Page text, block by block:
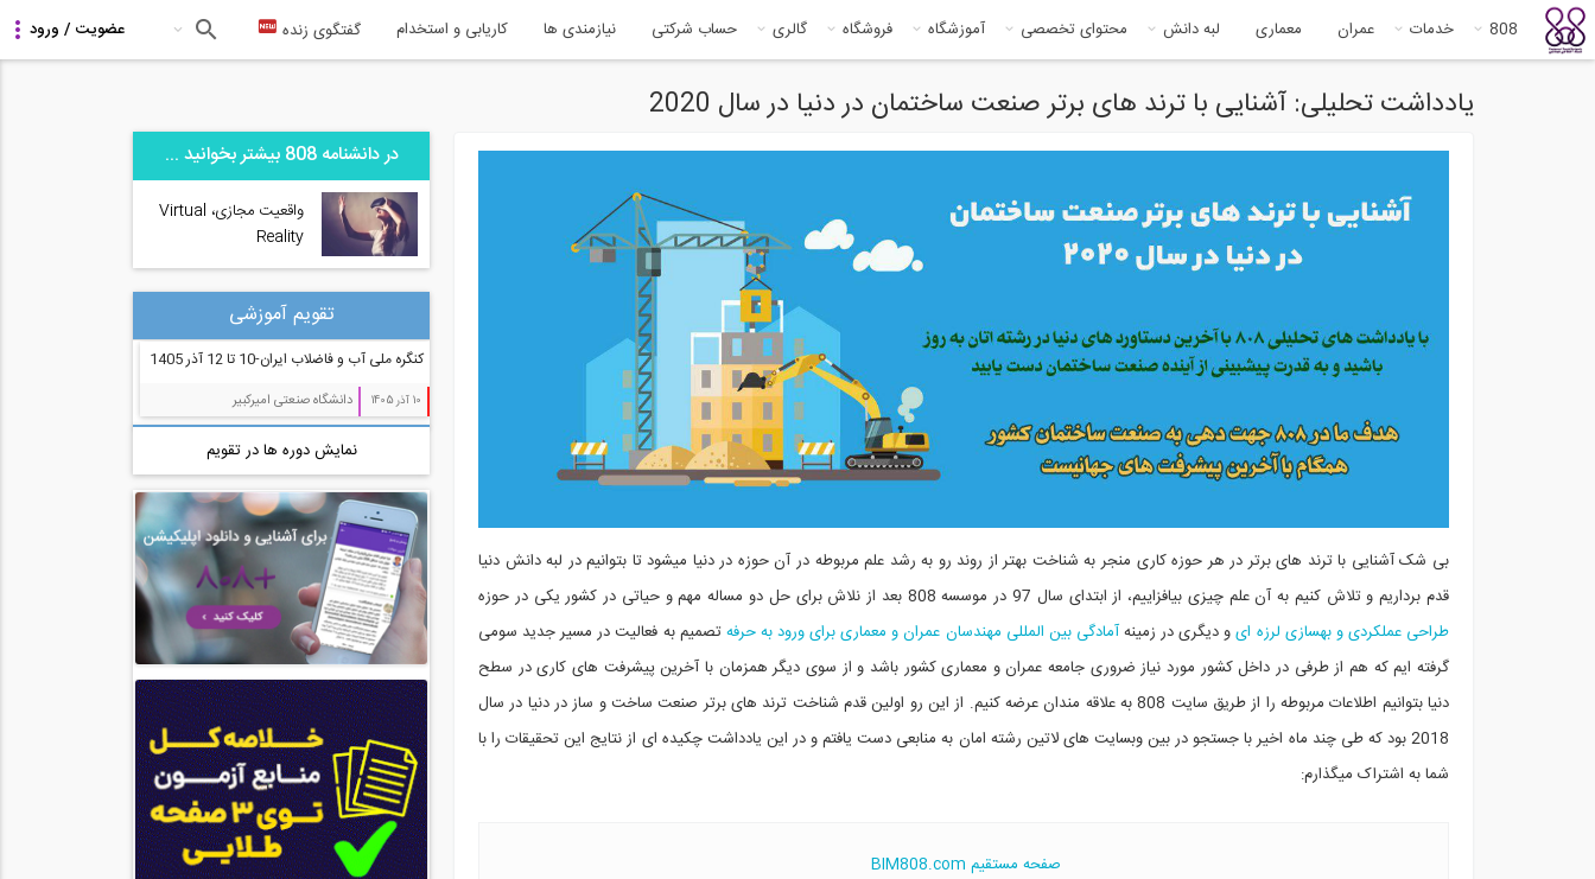
808 خدمات عمران معماری لبه دانش محتوای تخصصی آموزشگاه فروشگاه گالری حساب شرکتی نیازمندی ها کاریابی و استخدام گفتگوی زنده
یادداشت تحلیلی: آشنایی با ترند های برتر صنعت ساختمان در دنیا در سال 2020
بی شک آشنایی با ترند های برتر در هر حوزه کاری منجر به شناخت بهتر از روند رو به رشد علم مربوطه در آن حوزه در دنیا میشود تا بتوانیم در لبه دانش دنیا
قدم برداریم و تلاش کنیم به آن علم چیزی بیافزاییم، از ابتدای سال 97 در موسسه 808 بعد از نلاش برای حل دو مساله مهم و حیاتی در کشور یکی در حوزه
طراحی عملکردی و بهسازی لرزه ایو دیگری در زمینهآمادگی بین المللی مهندسان عمران و معماری برای ورود به حرفهتصمیم به فعالیت در مسیر جدید سومی
گرفته ایم که هم از طرفی در داخل کشور مورد نیاز ضروری جامعه عمران و معماری کشور باشد و از سوی دیگر همزمان با آخرین پیشرفت های کاری در سطح
دنیا بتوانیم اطلاعات مربوطه را از طریق سایت 808 به علاقه مندان عرضه کنیم. از این رو اولین قدم شناخت ترند های برتر صنعت ساخت و ساز در دنیا در سال
2018 بود که طی چند ماه اخیر با جستجو در بین وبسایت های لاتین رشته امان به منابعی دست یافتم و در این یادداشت چکیده ای از نتایج این تحقیقات را با
شما به اشتراک میگذارم:
صفحه مستقیم BIM808.com
در دانشنامه 808 بیشتر بخوانید ...
واقعیت مجازی، Virtual
Reality
تقویم آموزشی
کنگره ملی آب و فاضلاب ایران-10 تا 12 آذر 1405
10 آذر 1405 دانشگاه صنعتی امیرکبیر
نمایش دوره ها در تقویم